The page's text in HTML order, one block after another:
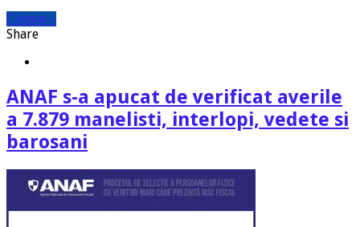
Citeste »
Share
ANAF s-a apucat de verificat averile
a 7.879 manelisti, interlopi, vedete si
barosani